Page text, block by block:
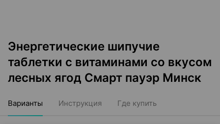
Энергетические шипучие
таблетки с витаминами со вкусом
лесных ягод Смарт пауэр Минск
Варианты Инструкция Где купить